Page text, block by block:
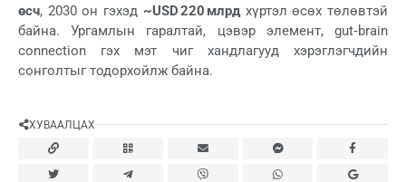
өсч, 2030 он гэхэд ~USD 220 млрдхүртэл өсөх төлөвтэй
байна. Ургамлын гаралтай, цэвэр элемент, gut‑brain
connection гэх мэт чиг хандлагууд хэрэглэгчдийн
сонголтыг тодорхойлж байна.
ХУВААЛЦАХ